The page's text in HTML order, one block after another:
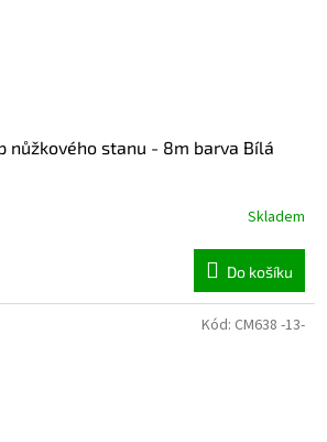
nůžkového stanu - 8m barva Bílá
Skladem
Do košíku
Kód: CM638 -13-